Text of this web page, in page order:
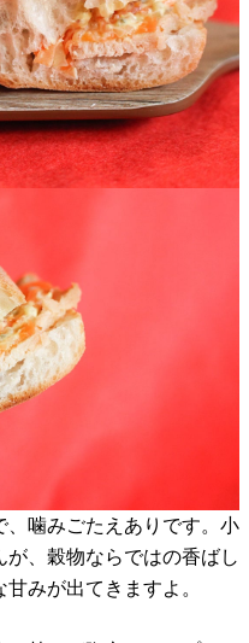
噛みごたえありです。小
、穀物ならではの香ばし
みが出てきますよ。